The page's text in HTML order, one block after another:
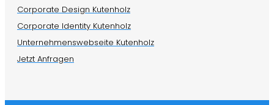
Corporate Design Kutenholz
Corporate Identity Kutenholz
Unternehmenswebseite Kutenholz
Jetzt Anfragen